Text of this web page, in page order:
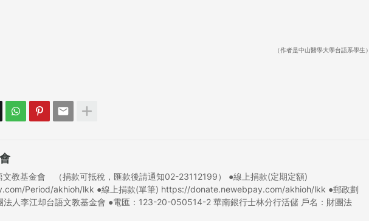
（作者是中山醫學大學台語系學生）
教基金會 （捐款可抵稅，匯款後請通知02-23112199） ●線上捐款(定期定額)
Period/akhioh/lkk ●線上捐款(單筆) https://donate.newebpay.com/akhioh/lkk ●郵政劃
人李江却台語文教基金會 ●電匯：123-20-050514-2 華南銀行士林分行活儲 戶名：財團法